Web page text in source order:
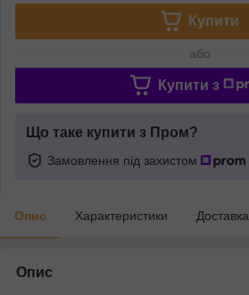
Купити
або
Купити з
Що таке купити з Пром?
Замовлення під захистом
Опис Характеристики Доставка
Опис